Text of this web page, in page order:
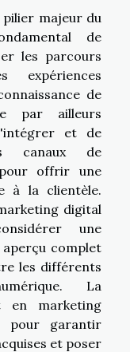
majeur du
de
les parcours
expériences
de
par ailleurs
et de
canaux de
offrir une
à la clientèle.
digital
une
complet
les différents
La
en marketing
pour garantir
et poser